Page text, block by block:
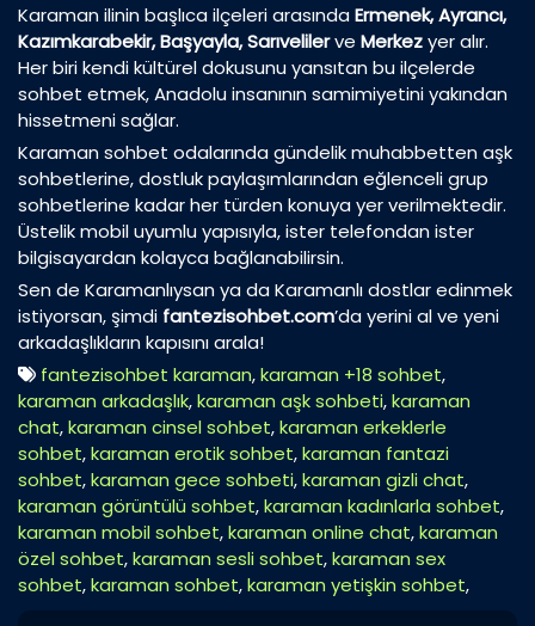
Karaman ilinin başlıca ilçeleri arasındaErmenek, Ayrancı,
Kazımkarabekir, Başyayla, Sarıvelilerve Merkezyer alır.
Her biri kendi kültürel dokusunu yansıtan bu ilçelerde
sohbet etmek, Anadolu insanının samimiyetini yakından
hissetmeni sağlar.
Karaman sohbet odalarında gündelik muhabbetten aşk
sohbetlerine, dostluk paylaşımlarından eğlenceli grup
sohbetlerine kadar her türden konuya yer verilmektedir.
Üstelik mobil uyumlu yapısıyla, ister telefondan ister
bilgisayardan kolayca bağlanabilirsin.
Sen de Karamanlıysan ya da Karamanlı dostlar edinmek
istiyorsan, şimdi fantezisohbet.com’da yerini al ve yeni
arkadaşlıkların kapısını arala!
fantezisohbet karaman,karaman +18 sohbet,
karaman arkadaşlık,karaman aşk sohbeti,karaman
chat,karaman cinsel sohbet,karaman erkeklerle
sohbet,karaman erotik sohbet,karaman fantazi
sohbet,karaman gece sohbeti,karaman gizli chat,
karaman görüntülü sohbet,karaman kadınlarla sohbet,
karaman mobil sohbet,karaman online chat,karaman
özel sohbet,karaman sesli sohbet,karaman sex
sohbet,karaman sohbet,karaman yetişkin sohbet,